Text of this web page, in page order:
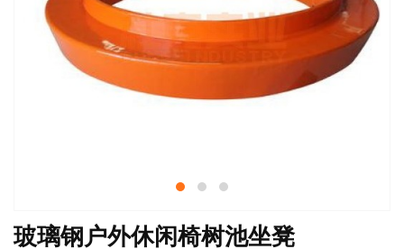
玻璃钢户外休闲椅树池坐凳